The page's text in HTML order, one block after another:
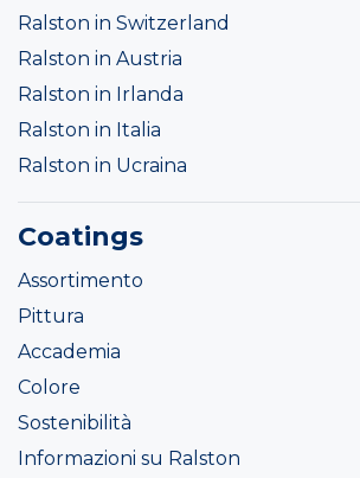
Ralston in Switzerland
Ralston in Austria
Ralston in Irlanda
Ralston in Italia
Ralston in Ucraina
Coatings
Assortimento
Pittura
Accademia
Colore
Sostenibilità
Informazioni su Ralston